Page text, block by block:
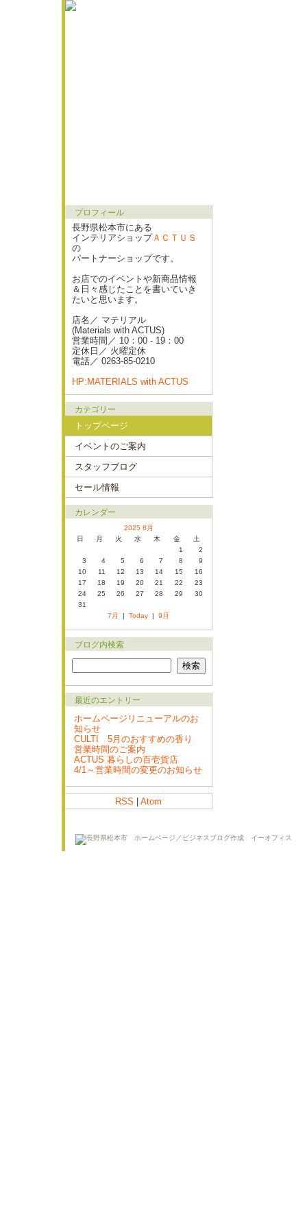
プロフィール
長野県松本市にある
インテリアショップＡＣＴＵＳ
の
パートナーショップです。
お店でのイベントや新商品情報
＆日々感じたことを書いていき
たいと思います。
店名／ マテリアル
(Materials with ACTUS)
営業時間／ 10：00 - 19：00
定休日／ 火曜定休
電話／ 0263-85-0210
HP:MATERIALS with ACTUS
カテゴリー
トップページ
イベントのご案内
スタッフブログ
セール情報
カレンダー
2025 8月
日
月 火 水 木 金
土
1
2
3
4 5 6 7 8
9
10
11 12 13 14 15
16
17
18 19 20 21 22
23
24
25 26 27 28 29
30
31
7月
| Today | 9月
ブログ内検索
最近のエントリー
ホームページリニューアルのお
知らせ
CULTI 5月のおすすめの香り
営業時間のご案内
ACTUS 暮らしの百壱貨店
4/1～営業時間の変更のお知らせ
RSS Atom